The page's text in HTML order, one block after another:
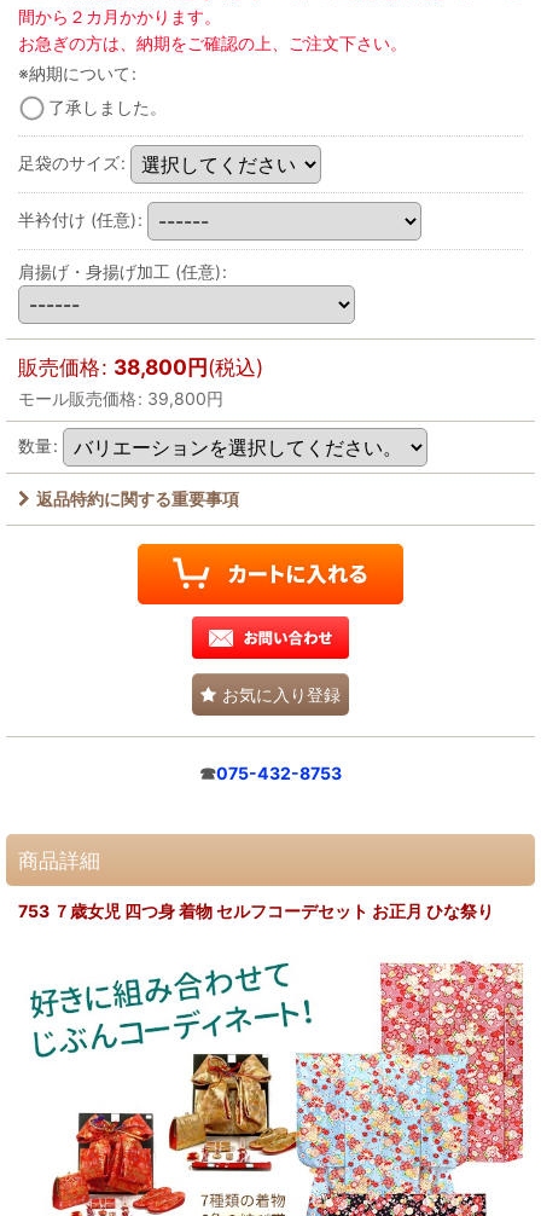
間から２カ月かかります。
お急ぎの方は、納期をご確認の上、ご注文下さい。
※納期について :
了承しました。
足袋のサイズ:
半衿付け (任意):
肩揚げ・身揚げ加工 (任意):
販売価格: 38,800円(税込)
モール販売価格: 39,800円
数量:
返品特約に関する重要事項
お気に入り登録
☎075-432-8753
商品詳細
753 ７歳女児 四つ身 着物 セルフコーデセット お正月 ひな祭り